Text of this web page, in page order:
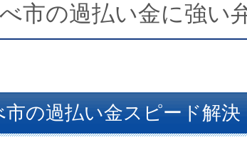
市の過払い金に強い
市の過払い金スピード解決